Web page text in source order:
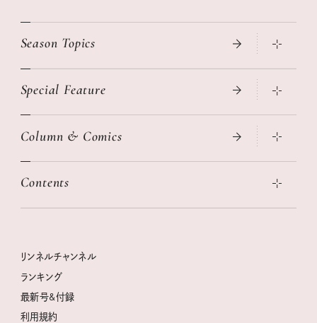
Season Topics
真夏のひんやりグッズ 2026
ニトリ・イケア・無印良品で賢くおしゃれなインテリア
絶品、お餅レシピ大集合！
クラフトビール案内
母の日に贈りたい、お花モチーフのアイテム
Special Feature
2026年春夏 トレンドファッションニュース
女子旅おすすめスポット 暮らすように心地いいリンネル旅ガイ
リンネル 暮らしの道具大賞
ナチュラルメイクレッスン
喜ばれる贈り物手帖
Column & Comics
ぐれいさん
空想喫茶トラノコクさんのあの店この店、喫茶訪問日記
圷みほさんのゆるっと週末キャンプ通信
Contents
リンネル暮らし部
リンネルチャンネル
おぱんつ君のわくわく楽しい一週間占い
毎日が心地よくなるリンネルタロット
リンネルチャンネル
ランキング
最新号&付録
利用規約